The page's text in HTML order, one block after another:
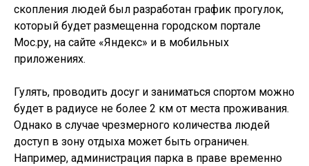
скопления людей был разработан график прогулок,
который будет размещенна городском портале
Мос.ру, на сайте «Яндекс» и в мобильных
приложениях.
Гулять, проводить досуг и заниматься спортом можно
будет в радиусе не более 2 км от места проживания.
Однако в случае чрезмерного количества людей
доступ в зону отдыха может быть ограничен.
Например, администрация парка в праве временно